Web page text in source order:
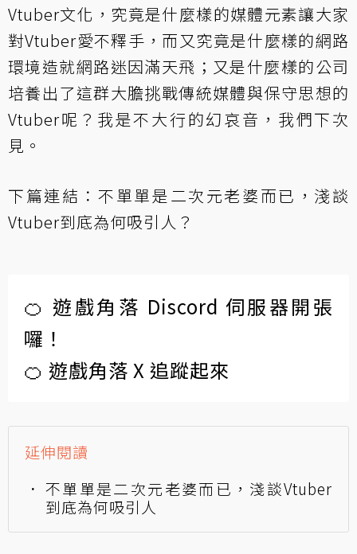
Vtuber文化，究竟是什麼樣的媒體元素讓大家
對Vtuber愛不釋手，而又究竟是什麼樣的網路
環境造就網路迷因滿天飛；又是什麼樣的公司
培養出了這群大膽挑戰傳統媒體與保守思想的
Vtuber呢？我是不大行的幻哀音，我們下次
見。
下篇連結：不單單是二次元老婆而已，淺談
Vtuber到底為何吸引人？
🍊 遊戲角落 Discord 伺服器開張
囉！
🍊 遊戲角落 X 追蹤起來
延伸閱讀
不單單是二次元老婆而已，淺談Vtuber
到底為何吸引人